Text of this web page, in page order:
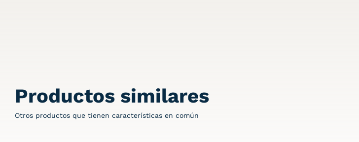
Productos similares
Otros productos que tienen características en común